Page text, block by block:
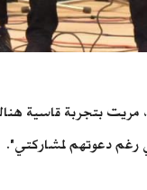
مريت بتجربة قاسية
رغم دعوتهم لمشاركتي".